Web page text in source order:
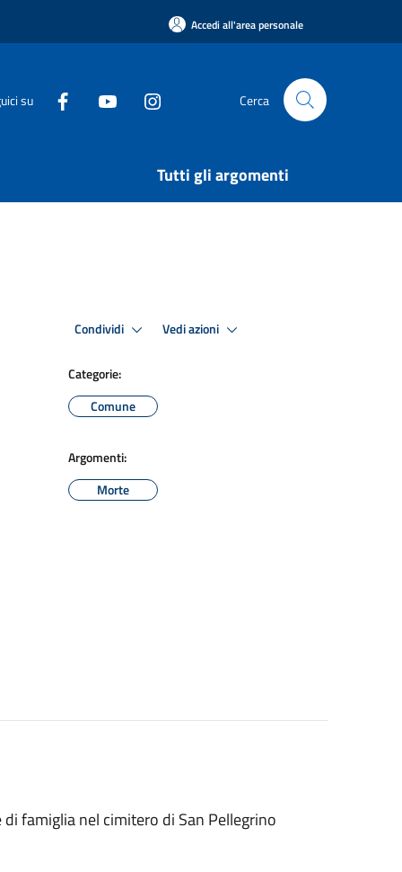
Accedi all'area personale
su Cerca
Tutti gli argomenti
Condividi Vedi azioni
Categorie:
Comune
Argomenti:
Morte
famiglia nel cimitero di San Pellegrino